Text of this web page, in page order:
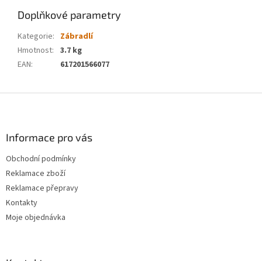
Doplňkové parametry
Kategorie: Zábradlí
Hmotnost: 3.7 kg
EAN: 617201566077
Informace pro vás
Obchodní podmínky
Reklamace zboží
Reklamace přepravy
Kontakty
Moje objednávka